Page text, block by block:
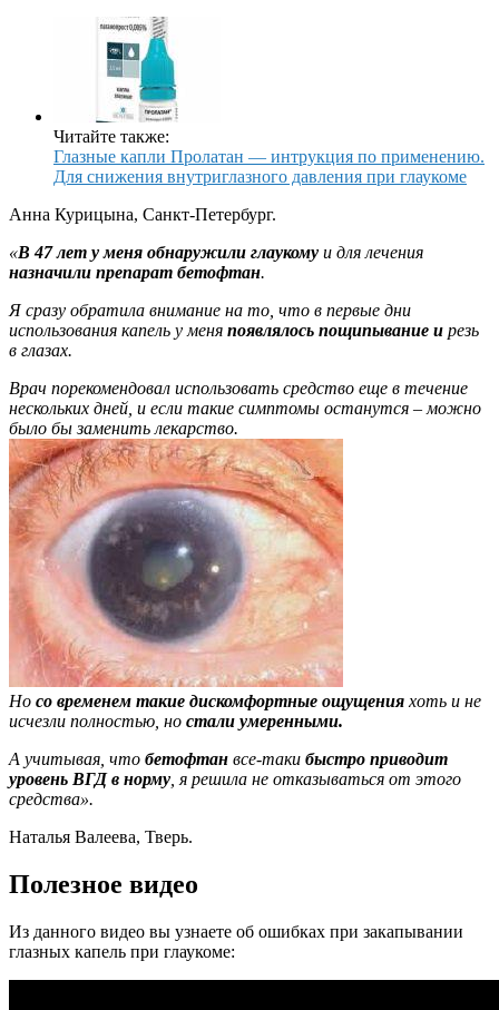
Читайте также:
Глазные капли Пролатан — интрукция по применению.
Для снижения внутриглазного давления при глаукоме
Анна Курицына, Санкт-Петербург.
«В 47 лет у меня обнаружили глаукому и для лечения
назначили препарат бетофтан.
Я сразу обратила внимание на то, что в первые дни
использования капель у меня появлялось пощипывание и резь
в глазах.
Врач порекомендовал использовать средство еще в течение
нескольких дней, и если такие симптомы останутся – можно
было бы заменить лекарство.
Но со временем такие дискомфортные ощущения хоть и не
исчезли полностью, но стали умеренными.
А учитывая, что бетофтан все-таки быстро приводит
уровень ВГД в норму , я решила не отказываться от этого
средства».
Наталья Валеева, Тверь.
Полезное видео
Из данного видео вы узнаете об ошибках при закапывании
глазных капель при глаукоме: